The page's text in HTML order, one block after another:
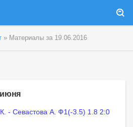
» Материалы за 19.06.2016
июня
- Севастова А. Ф1(-3.5) 1.8 2:0